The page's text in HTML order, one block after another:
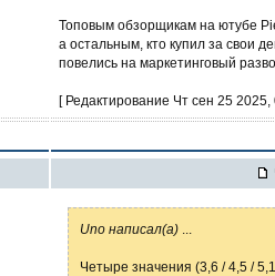
Топовым обзорщикам на ютубе
а остальным, кто купил за свои
повелись на маркетинговый
[ Редактирование Чт сен 25 2025,
Uno написал(а)
Четыре значения (3,6 / 4,5 /